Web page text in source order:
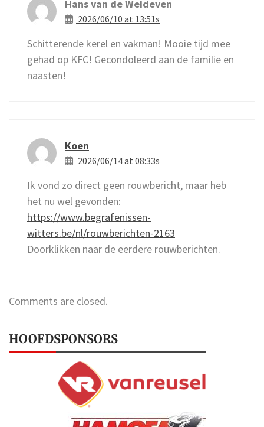
Hans van de Weideven
2026/06/10 at 13:51s
Schitterende kerel en vakman! Mooie tijd mee
gehad op KFC! Gecondoleerd aan de familie en
naasten!
Koen
2026/06/14 at 08:33s
Ik vond zo direct geen rouwbericht, maar heb
het nu wel gevonden:
https://www.begrafenissen-
witters.be/nl/rouwberichten-2163
Doorklikken naar de eerdere rouwberichten.
Comments are closed.
HOOFDSPONSORS